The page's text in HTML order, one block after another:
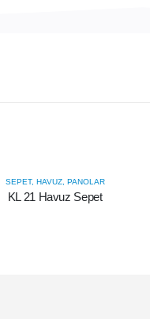
SEPET, HAVUZ, PANOLAR
KL 21 Havuz Sepet